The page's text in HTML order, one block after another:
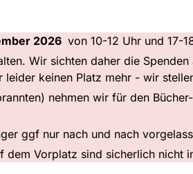
2026 von 10-12 Uhr und 17-
Wir sichten daher die
keinen Platz mehr - wir
nehmen wir für den
ggf nur nach und nach
Vorplatz sind sicherlich nicht